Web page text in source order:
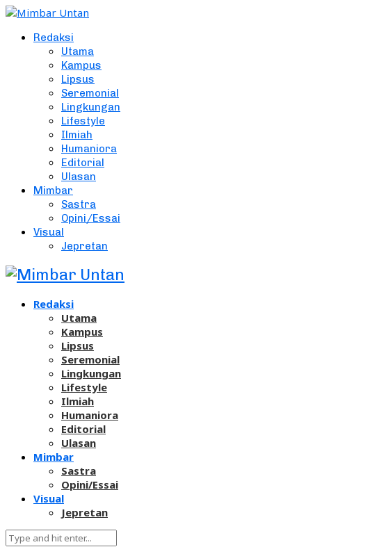
Redaksi
Utama
Kampus
Lipsus
Seremonial
Lingkungan
Lifestyle
Ilmiah
Humaniora
Editorial
Ulasan
Mimbar
Sastra
Opini/Essai
Visual
Jepretan
Redaksi
Utama
Kampus
Lipsus
Seremonial
Lingkungan
Lifestyle
Ilmiah
Humaniora
Editorial
Ulasan
Mimbar
Sastra
Opini/Essai
Visual
Jepretan